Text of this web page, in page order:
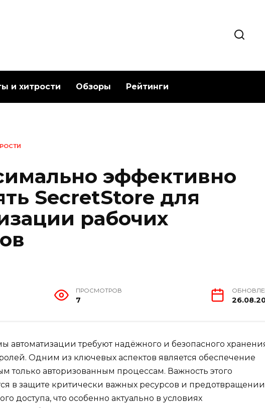
и хитрости Обзоры Рейтинги
эффективно
SecretStore для
рабочих
ПРОСМОТРОВ
7
автоматизации требуют надёжного и безопасного
Одним из ключевых аспектов является обеспечение
только авторизованным процессам. Важность этого
в защите критически важных ресурсов и предотвращении
доступа, что особенно актуально в условиях